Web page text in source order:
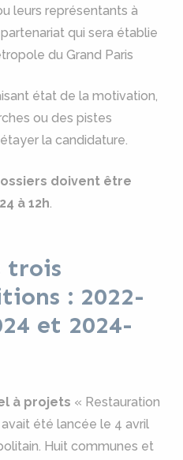
leurs représentants à
qui sera établie
du Grand Paris
état de la motivation,
ou des pistes
la candidature.
doivent être
à 12h.
trois
: 2022-
et 2024-
à projets « Restauration
été lancée le 4 avril
Huit communes et